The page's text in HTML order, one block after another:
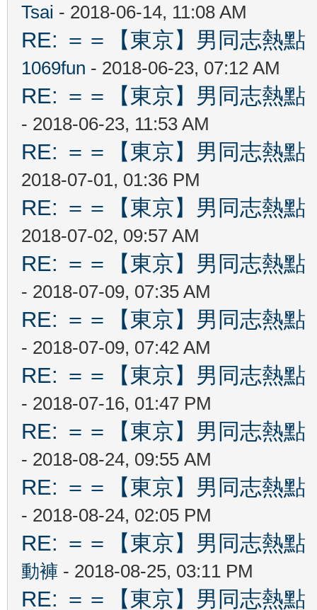
Tsai - 2018-06-14, 11:08 AM
RE: ＝＝【東京】男同志熱
1069fun - 2018-06-23, 07:12 AM
RE: ＝＝【東京】男同志熱
- 2018-06-23, 11:53 AM
RE: ＝＝【東京】男同志熱
2018-07-01, 01:36 PM
RE: ＝＝【東京】男同志熱
2018-07-02, 09:57 AM
RE: ＝＝【東京】男同志熱
- 2018-07-09, 07:35 AM
RE: ＝＝【東京】男同志熱
- 2018-07-09, 07:42 AM
RE: ＝＝【東京】男同志熱
- 2018-07-16, 01:47 PM
RE: ＝＝【東京】男同志熱
- 2018-08-24, 09:55 AM
RE: ＝＝【東京】男同志熱
- 2018-08-24, 02:05 PM
RE: ＝＝【東京】男同志熱
動褲 - 2018-08-25, 03:11 PM
RE: ＝＝【東京】男同志熱